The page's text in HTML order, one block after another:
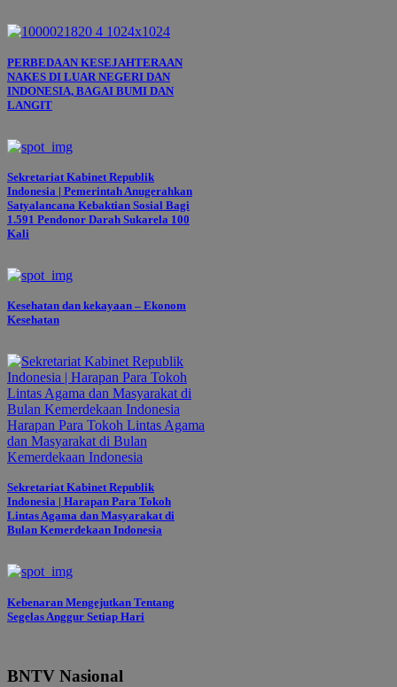
PERBEDAAN KESEJAHTERAAN
NAKES DI LUAR NEGERI DAN
INDONESIA, BAGAI BUMI DAN
LANGIT
Sekretariat Kabinet Republik
Indonesia | Pemerintah Anugerahkan
Satyalancana Kebaktian Sosial Bagi
1.591 Pendonor Darah Sukarela 100
Kali
Kesehatan dan kekayaan – Ekonom
Kesehatan
Sekretariat Kabinet Republik
Indonesia | Harapan Para Tokoh
Lintas Agama dan Masyarakat di
Bulan Kemerdekaan Indonesia
Kebenaran Mengejutkan Tentang
Segelas Anggur Setiap Hari
BNTV Nasional